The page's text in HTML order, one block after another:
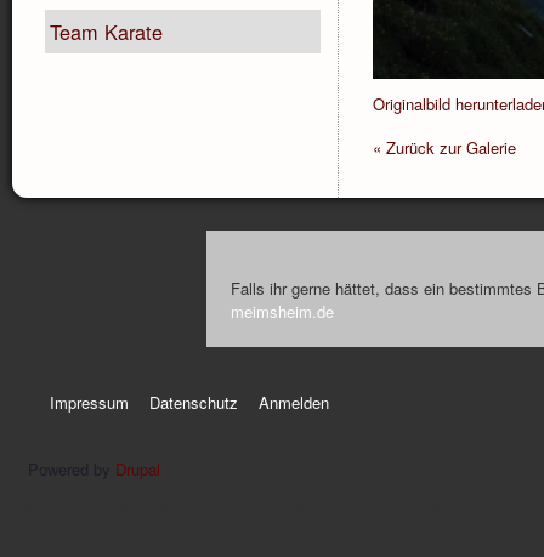
Team Karate
Originalbild
« Zurück zur Galerie
Falls ihr gerne hättet, dass ein
meimsheim.de
Impressum Datenschutz Anmelden
Drupal